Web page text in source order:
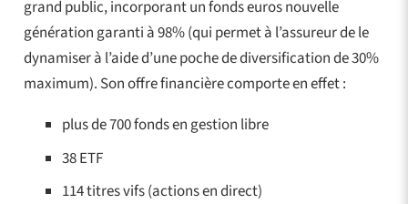
grand public, incorporant un fonds euros nouvelle
génération garanti à 98% (qui permet à l’assureur de le
dynamiser à l’aide d’une poche de diversification de 30%
maximum). Son offre financière comporte en effet :
plus de 700 fonds en gestion libre
38 ETF
114 titres vifs (actions en direct)